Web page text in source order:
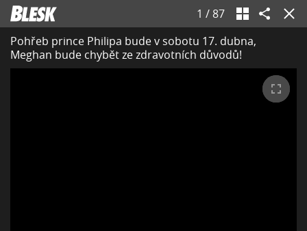
1 / 87
Pohřeb prince Philipa bude v sobotu 17. dubna,
Meghan bude chybět ze zdravotních důvodů!